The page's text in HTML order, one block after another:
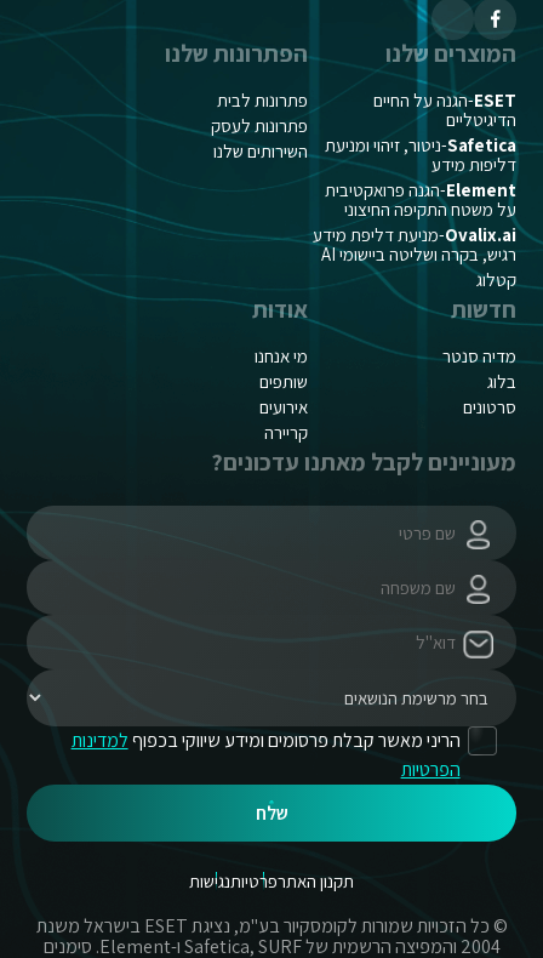
המוצרים שלנו
ESET-הגנה על החיים
הדיגיטליים
Safetica-ניטור, זיהוי ומניעת
דליפות מידע
Element-הגנה פרואקטיבית
על משטח התקיפה החיצוני
Ovalix.ai-מניעת דליפת מידע
רגיש, בקרה ושליטה ביישומי AI
קטלוג
הפתרונות שלנו
פתרונות לבית
פתרונות לעסק
השירותים שלנו
חדשות
מדיה סנטר
בלוג
סרטונים
אודות
מי אנחנו
שותפים
אירועים
קריירה
מעוניינים לקבל מאתנו עדכונים?
הריני מאשר קבלת פרסומים ומידע שיווקי בכפוףלמדינות
הפרטיות
שלח
תקנון האתרפרטיותנגישות
© כל הזכויות שמורות לקומסקיור בע"מ, נציגת ESET בישראל משנת
2004 והמפיצה הרשמית של Safetica, SURF ו-Element. סימנים